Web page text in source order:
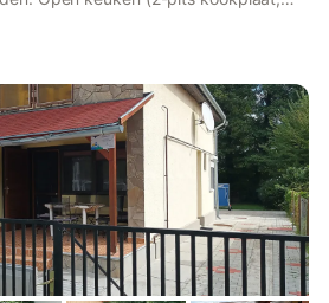
telefoon. Internet (WiFi).
Accommodatie geschikt voor 2
tot 10 jaar. 4 volwassenen zijn niet